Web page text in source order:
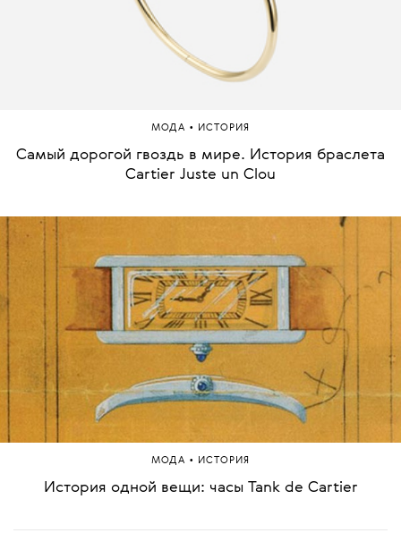
МОДА • ИСТОРИЯ
Самый дорогой гвоздь в мире. История браслета
Cartier Juste un Clou
МОДА • ИСТОРИЯ
История одной вещи: часы Tank de Cartier